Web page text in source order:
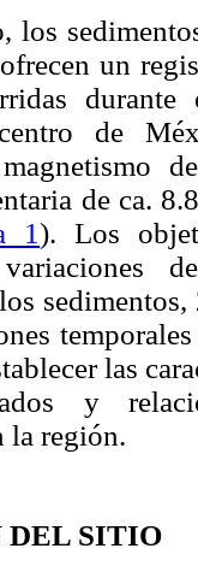
los
un
de
de ca.
1). Los
las
y
la región.
DEL SITIO